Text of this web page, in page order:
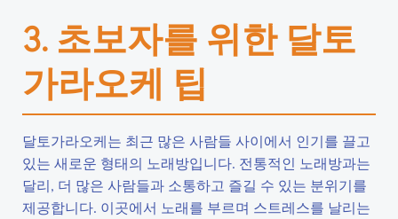
3. 초보자를 위한 달토
가라오케 팁
달토가라오케는 최근 많은 사람들 사이에서 인기를 끌고
있는 새로운 형태의 노래방입니다. 전통적인 노래방과는
달리, 더 많은 사람들과 소통하고 즐길 수 있는 분위기를
제공합니다. 이곳에서 노래를 부르며 스트레스를 날리는